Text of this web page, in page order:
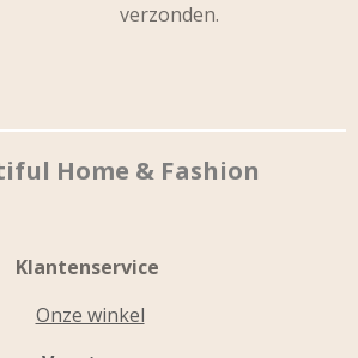
verzonden.
Home & Fashion
Klantenservice
Onze winkel